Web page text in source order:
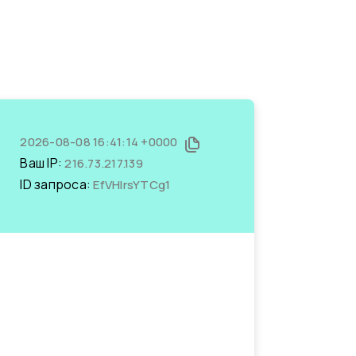
2026-08-08 16:41:14 +0000
Ваш IP:216.73.217.139
ID запроса:EfVHlrsYTCg1